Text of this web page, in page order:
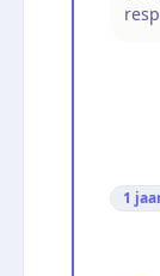
1